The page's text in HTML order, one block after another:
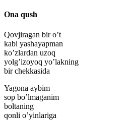
Ona qush
Qovjiragan bir o’t
kabi yashayapman
ko’zlardan uzoq
yolg’izoyoq yo’lakning
bir chekkasida
Yagona aybim
sop bo’lmaganim
boltaning
qonli o’yinlariga